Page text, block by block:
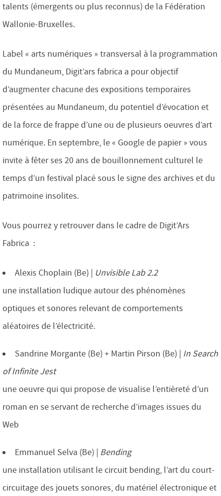
talents (émergents ou plus reconnus) de la Fédération
Wallonie-Bruxelles.
Label « arts numériques » transversal à la programmation
du Mundaneum, Digit’ars fabrica a pour objectif
d’augmenter chacune des expositions temporaires
présentées au Mundaneum, du potentiel d’évocation et
de la force de frappe d’une ou de plusieurs oeuvres d’art
numérique. En septembre, le « Google de papier » vous
invite à fêter ses 20 ans de bouillonnement culturel le
temps d’un festival placé sous le signe des archives et du
patrimoine insolites.
Vous pourrez y retrouver dans le cadre de Digit’Ars
Fabrica :
Alexis Choplain (Be) | Unvisible Lab 2.2
une installation ludique autour des phénomènes
optiques et sonores relevant de comportements
aléatoires de l’électricité.
Sandrine Morgante (Be) + Martin Pirson (Be) | In Search
of Infinite Jest
une oeuvre qui qui propose de visualise l’entièreté d’un
roman en se servant de recherche d’images issues du
Web
Emmanuel Selva (Be) | Bending
une installation utilisant le circuit bending, l’art du court-
circuitage des jouets sonores, du matériel électronique et